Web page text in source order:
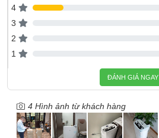
4
3
2
1
ĐÁNH GIÁ NGAY
4 Hình ảnh từ khách hàng